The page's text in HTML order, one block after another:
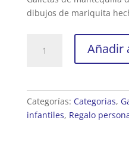
dibujos de mariquita
personalizadas
cantidad
Añadir
Categorías: Categorias,
infantiles, Regalo